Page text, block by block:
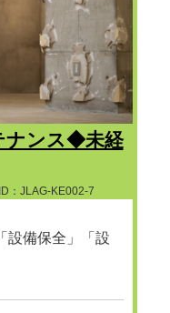
ナンス◆未経
：JLAG-KE002-7
設備保全」「設